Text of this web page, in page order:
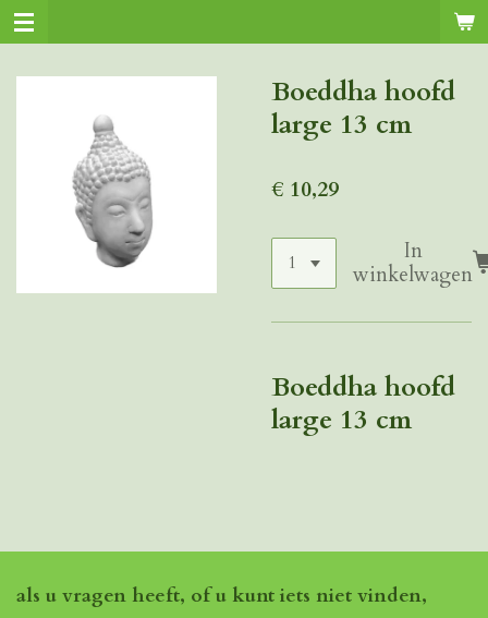
Ga
direct
hoofdinhoud
Boeddha hoofd
large 13 cm
€ 10,29
In
winkelwagen
Boeddha hoofd
large 13 cm
als u vragen heeft, of u kunt iets niet vinden,